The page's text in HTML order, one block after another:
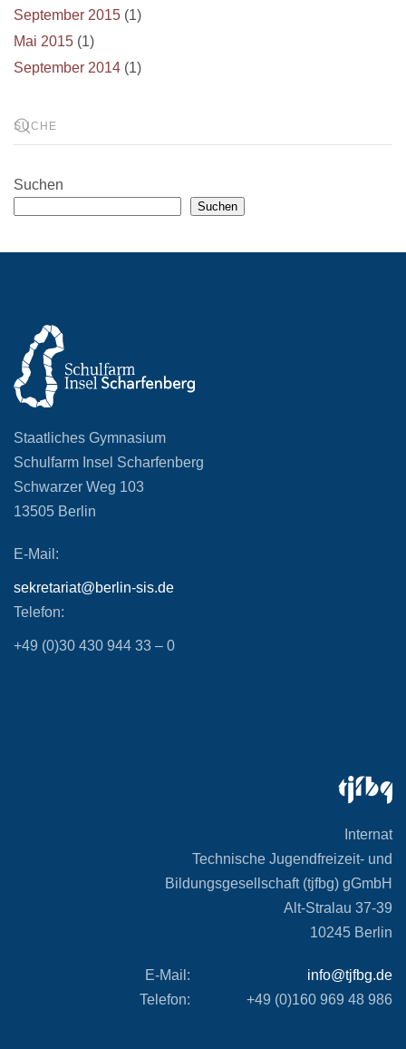
September 2015 (1)
Mai 2015 (1)
September 2014 (1)
Suchen
Suchen
Staatliches Gymnasium
Schulfarm Insel Scharfenberg
Schwarzer Weg 103
13505 Berlin
E-Mail:
sekretariat@berlin-sis.de
Telefon:
+49 (0)30 430 944 33 – 0
Internat
Technische Jugendfreizeit- und
Bildungsgesellschaft (tjfbg) gGmbH
Alt-Stralau 37-39
10245 Berlin
E-Mail:
info@tjfbg.de
Telefon:
+49 (0)160 969 48 986